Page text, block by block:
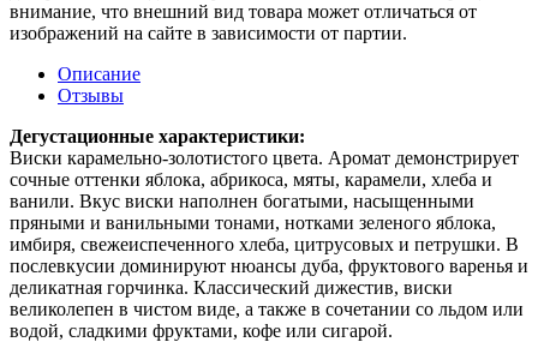
внимание, что внешний вид товара может отличаться от
изображений на сайте в зависимости от партии.
Описание
Отзывы
Дегустационные характеристики:
Виски карамельно-золотистого цвета. Аромат демонстрирует
сочные оттенки яблока, абрикоса, мяты, карамели, хлеба и
ванили. Вкус виски наполнен богатыми, насыщенными
пряными и ванильными тонами, нотками зеленого яблока,
имбиря, свежеиспеченного хлеба, цитрусовых и петрушки. В
послевкусии доминируют нюансы дуба, фруктового варенья и
деликатная горчинка. Классический дижестив, виски
великолепен в чистом виде, а также в сочетании со льдом или
водой, сладкими фруктами, кофе или сигарой.